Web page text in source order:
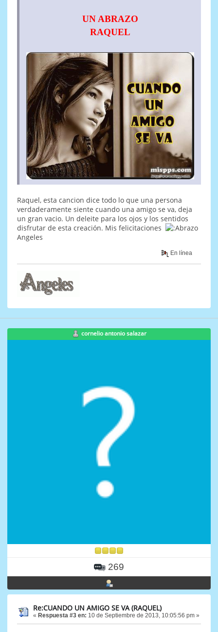
UN ABRAZO
RAQUEL
Raquel, esta cancion dice todo lo que una persona
verdaderamente siente cuando una amigo se va, deja
un gran vacio. Un deleite para los ojos y los sentidos
disfrutar de esta creación. Mis felicitaciones
Angeles
En línea
cornelio antonio salazar
269
Re:CUANDO UN AMIGO SE VA (RAQUEL)
« Respuesta #3 en: 10 de Septiembre de 2013, 10:05:56 pm »